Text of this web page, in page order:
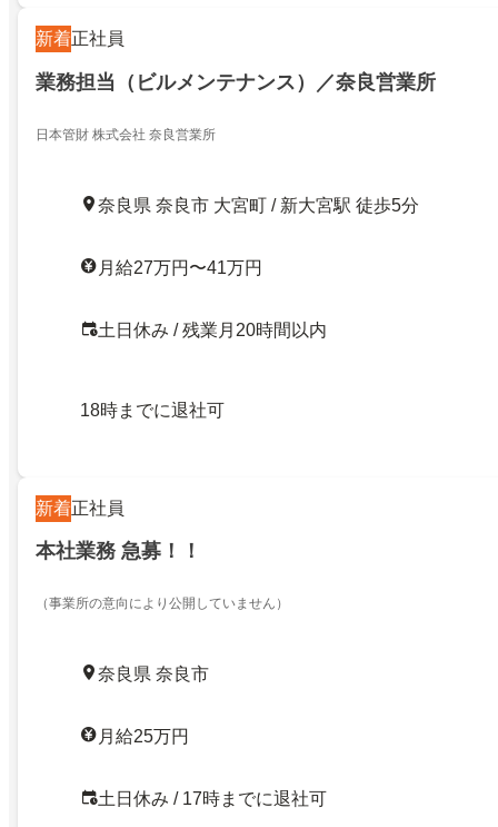
新着正社員
業務担当（ビルメンテナンス）／奈良営業所
日本管財 株式会社 奈良営業所
奈良県 奈良市 大宮町 / 新大宮駅 徒歩5分
月給27万円〜41万円
土日休み / 残業月20時間以内
18時までに退社可
新着正社員
本社業務 急募！！
（事業所の意向により公開していません）
奈良県 奈良市
月給25万円
土日休み / 17時までに退社可